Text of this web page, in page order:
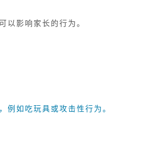
以影响家长的行为。
例如吃玩具或攻击性行为。